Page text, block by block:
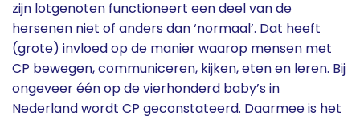
zijn lotgenoten functioneert een deel van de
hersenen niet of anders dan ‘normaal’. Dat heeft
(grote) invloed op de manier waarop mensen met
CP bewegen, communiceren, kijken, eten en leren. Bij
ongeveer één op de vierhonderd baby’s in
Nederland wordt CP geconstateerd. Daarmee is het